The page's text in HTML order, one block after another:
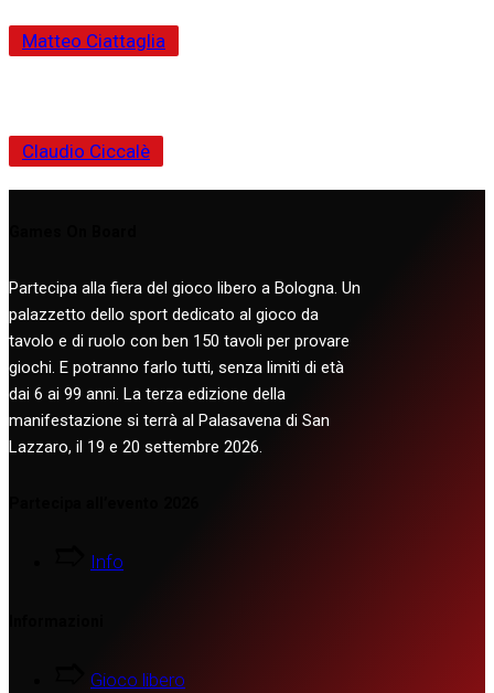
Matteo Ciattaglia
Claudio Ciccalè
Partecipa alla fiera del gioco libero a Bologna. Un
palazzetto dello sport dedicato al gioco da
tavolo e di ruolo con ben 150 tavoli per provare
giochi. E potranno farlo tutti, senza limiti di età
dai 6 ai 99 anni. La terza edizione della
manifestazione si terrà al Palasavena di San
Lazzaro, il 19 e 20 settembre 2026.
Info
Gioco libero